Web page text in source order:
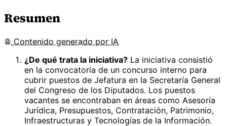
Resumen
Contenido generado por IA
¿De qué trata la iniciativa? La iniciativa consistió
en la convocatoria de un concurso interno para
cubrir puestos de Jefatura en la Secretaría General
del Congreso de los Diputados. Los puestos
vacantes se encontraban en áreas como Asesoría
Jurídica, Presupuestos, Contratación, Patrimonio,
Infraestructuras y Tecnologías de la Información.